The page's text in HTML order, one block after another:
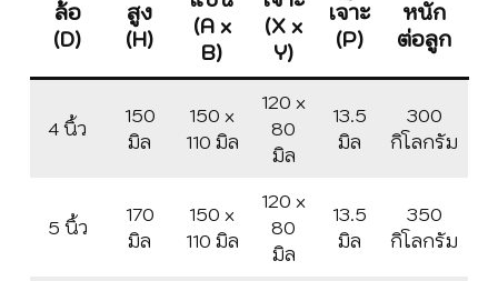
ล้อ
(D)
สูง
(H)
(A x
B)
(X x
Y)
เจาะ
(P)
หนัก
ต่อลูก
4 นิ้ว
150
มิล
150 x
110 มิล
120 x
80
มิล
13.5
มิล
300
กิโลกรัม
5 นิ้ว
170
มิล
150 x
110 มิล
120 x
80
มิล
13.5
มิล
350
กิโลกรัม